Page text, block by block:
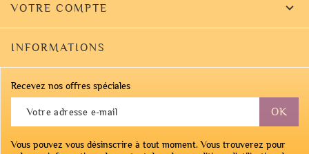
VOTRE COMPTE 
INFORMATIONS
Recevez nos offres spéciales
Vous pouvez vous désinscrire à tout moment. Vous trouverez pour